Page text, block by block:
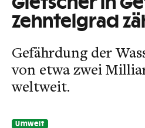
Gletscher in
Zehntelgrad
Gefährdung der
von etwa zwei
weltweit.
Umwelt